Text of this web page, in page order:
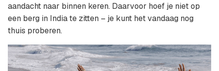
aandacht naar binnen keren. Daarvoor hoef je niet op
een berg in India te zitten – je kunt het vandaag nog
thuis proberen.